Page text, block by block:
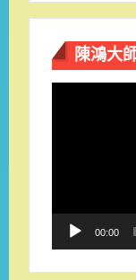
陳鴻大
00:00